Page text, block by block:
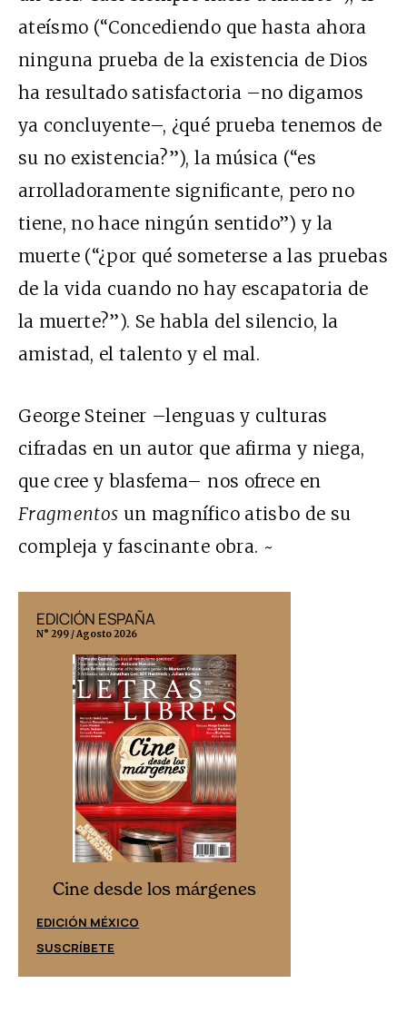
ateísmo (“Concediendo que hasta ahora
ninguna prueba de la existencia de Dios
ha resultado satisfactoria –no digamos
ya concluyente–, ¿qué prueba tenemos de
su no existencia?”), la música (“es
arrolladoramente significante, pero no
tiene, no hace ningún sentido”) y la
muerte (“¿por qué someterse a las pruebas
de la vida cuando no hay escapatoria de
la muerte?”). Se habla del silencio, la
amistad, el talento y el mal.
George Steiner –lenguas y culturas
cifradas en un autor que afirma y niega,
que cree y blasfema– nos ofrece en
Fragmentos un magnífico atisbo de su
compleja y fascinante obra. ~
EDICIÓN ESPAÑA
N° 299 / Agosto 2026
Cine desde los márgenes
EDICIÓN MÉXICO
SUSCRÍBETE